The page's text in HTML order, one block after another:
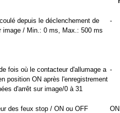
depuis le déclenchement de
image / Min.: 0 ms, Max.: 500 ms
-
fois où le contacteur d'allumage a
position ON après l'enregistrement
d'arrêt sur image/0 à 31
-
des feux stop / ON ou OFF